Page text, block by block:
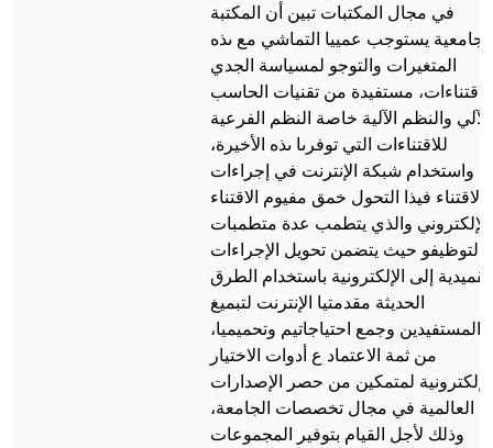
في مجال المكتبات تبين أن المكتبة
الجامعية يستوجب عمييا التماشي مع ىذه
المتغيرات والتوجو لمسياسة الجدي
مستفيدة من تقنيات الحاسب
الآلي والنظم الآلية خاصة النظم الفرعية
للاقتناءات التي توفرىا ىذه الأخيرة،
واستخدام شبكة الإنترنت في إجراءات
الاقتناء فيذا التحول خمق مفيوم الاقتناء
الإلكتروني والذي يتطمب عدة متطمبات
لتوظيفو حيث يتضمن تحويل الإجراءات
إلى الإلكترونية باستخدام الطرق
الحديثة مقدمتيا الإنترنت لتبميغ
المستفيدين وجمع احتياجاتيم وتحميميا،
من ثمة الاعتماد ع أدوات الاختيار
الإلكترونية لمتمكين من حصر الإصدارات
العالمية في مجال تخصصات الجامعة،
وذلك لأجل القيام بتوفير المجموعات